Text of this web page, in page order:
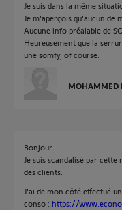
Je suis dans la même
Je m'aperçois qu'aucun de
Aucune info préalable de
Heureusement que la
une somfy, of course.
MOHAMMED
Bonjour
Je suis scandalisé par
des clients.
J'ai de mon côté effectué
conso : https://